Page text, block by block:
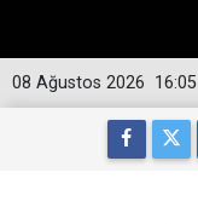
16:05
08 Ağustos 2026